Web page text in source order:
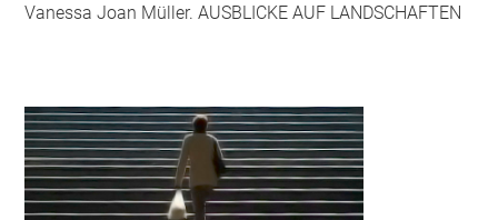
Vanessa Joan Müller. AUSBLICKE AUF LANDSCHAFTEN